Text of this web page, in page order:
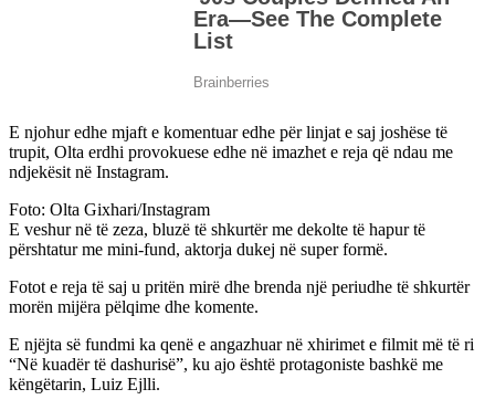
E njohur edhe mjaft e komentuar edhe për linjat e saj joshëse të
trupit, Olta erdhi provokuese edhe në imazhet e reja që ndau me
ndjekësit në Instagram.
Foto: Olta Gixhari/Instagram
E veshur në të zeza, bluzë të shkurtër me dekolte të hapur të
përshtatur me mini-fund, aktorja dukej në super formë.
Fotot e reja të saj u pritën mirë dhe brenda një periudhe të shkurtër
morën mijëra pëlqime dhe komente.
E njëjta së fundmi ka qenë e angazhuar në xhirimet e filmit më të ri
“Në kuadër të dashurisë”, ku ajo është protagoniste bashkë me
këngëtarin, Luiz Ejlli.